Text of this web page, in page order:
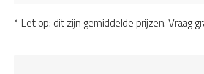
* Let op: dit zijn gemiddelde prijzen. Vraag